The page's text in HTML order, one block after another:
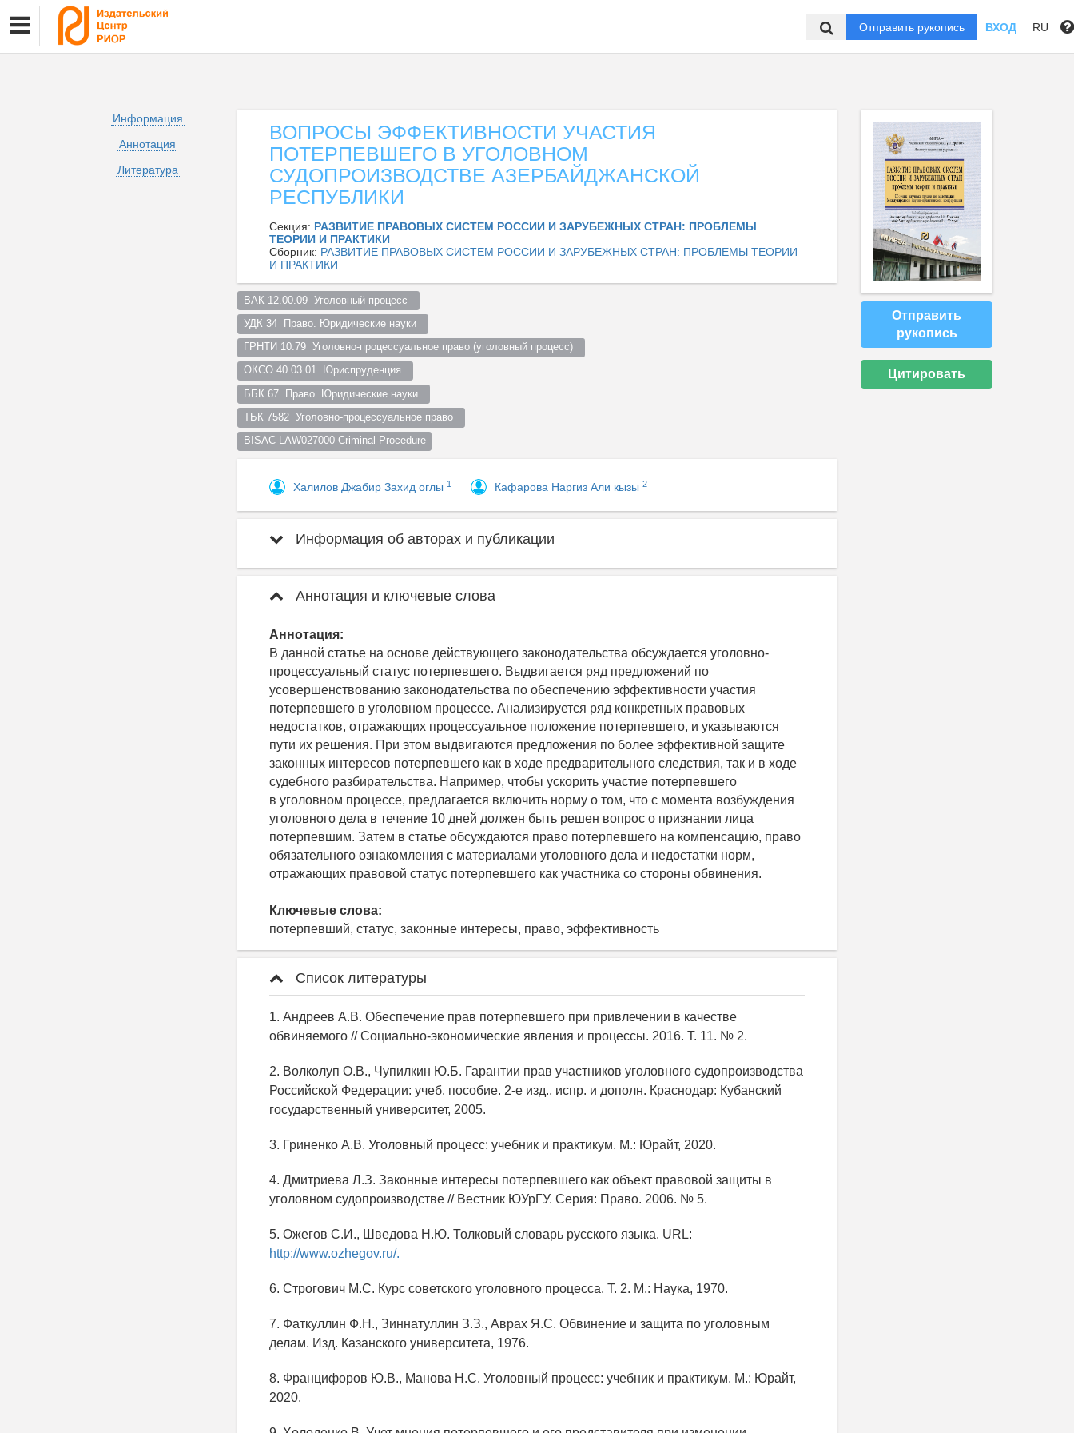
Отправить рукопись ВХОД RU
Информация
Аннотация
Литература
ВОПРОСЫ ЭФФЕКТИВНОСТИ УЧАСТИЯ
ПОТЕРПЕВШЕГО В УГОЛОВНОМ
СУДОПРОИЗВОДСТВЕ АЗЕРБАЙДЖАНСКОЙ
РЕСПУБЛИКИ
Секция: РАЗВИТИЕ ПРАВОВЫХ СИСТЕМ РОССИИ И ЗАРУБЕЖНЫХ СТРАН: ПРОБЛЕМЫ
ТЕОРИИ И ПРАКТИКИ
Сборник: РАЗВИТИЕ ПРАВОВЫХ СИСТЕМ РОССИИ И ЗАРУБЕЖНЫХ СТРАН: ПРОБЛЕМЫ ТЕОРИИ
И ПРАКТИКИ
ВАК 12.00.09  Уголовный процесс
УДК 34  Право. Юридические науки
ГРНТИ 10.79  Уголовно-процессуальное право (уголовный процесс)
ОКСО 40.03.01  Юриспруденция
ББК 67  Право. Юридические науки
ТБК 7582  Уголовно-процессуальное право
BISAC LAW027000 Criminal Procedure
Халилов Джабир Захид оглы 1 Кафарова Наргиз Али кызы 2
Информация об авторах и публикации
Аннотация и ключевые слова
Аннотация:
В данной статье на основе действующего законодательства обсуждается уголовно-
процессуальный статус потерпевшего. Выдвигается ряд предложений по
усовершенствованию законодательства по обеспечению эффективности участия
потерпевшего в уголовном процессе. Анализируется ряд конкретных правовых
недостатков, отражающих процессуальное положение потерпевшего, и указываются
пути их решения. При этом выдвигаются предложения по более эффективной защите
законных интересов потерпевшего как в ходе предварительного следствия, так и в ходе
судебного разбирательства. Например, чтобы ускорить участие потерпевшего
в уголовном процессе, предлагается включить норму о том, что с момента возбуждения
уголовного дела в течение 10 дней должен быть решен вопрос о признании лица
потерпевшим. Затем в статье обсуждаются право потерпевшего на компенсацию, право
обязательного ознакомления с материалами уголовного дела и недостатки норм,
отражающих правовой статус потерпевшего как участника со стороны обвинения.
Ключевые слова:
потерпевший, статус, законные интересы, право, эффективность
Список литературы
1. Андреев А.В. Обеспечение прав потерпевшего при привлечении в качестве
обвиняемого // Социально-экономические явления и процессы. 2016. Т. 11. № 2.
2. Волколуп О.В., Чупилкин Ю.Б. Гарантии прав участников уголовного судопроизводства
Российской Федерации: учеб. пособие. 2-е изд., испр. и дополн. Краснодар: Кубанский
государственный университет, 2005.
3. Гриненко А.В. Уголовный процесс: учебник и практикум. М.: Юрайт, 2020.
4. Дмитриева Л.З. Законные интересы потерпевшего как объект правовой защиты в
уголовном судопроизводстве // Вестник ЮУрГУ. Серия: Право. 2006. № 5.
5. Ожегов С.И., Шведова Н.Ю. Толковый словарь русского языка. URL:
http://www.ozhegov.ru/.
6. Строгович М.С. Курс советского уголовного процесса. Т. 2. М.: Наука, 1970.
7. Фаткуллин Ф.Н., Зиннатуллин З.З., Аврах Я.С. Обвинение и защита по уголовным
делам. Изд. Казанского университета, 1976.
8. Францифоров Ю.В., Манова Н.С. Уголовный процесс: учебник и практикум. М.: Юрайт,
2020.
Отправить
рукопись
Цитировать